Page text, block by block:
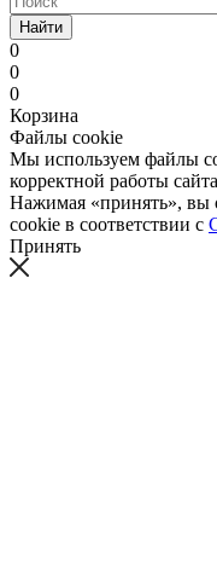
Найти
0
0
0
Корзина
Файлы cookie
Мы используем файлы
корректной работы
Нажимая «принять», вы
cookie в соответствии с
Принять